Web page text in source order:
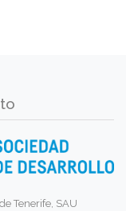
Tenerife, SAU